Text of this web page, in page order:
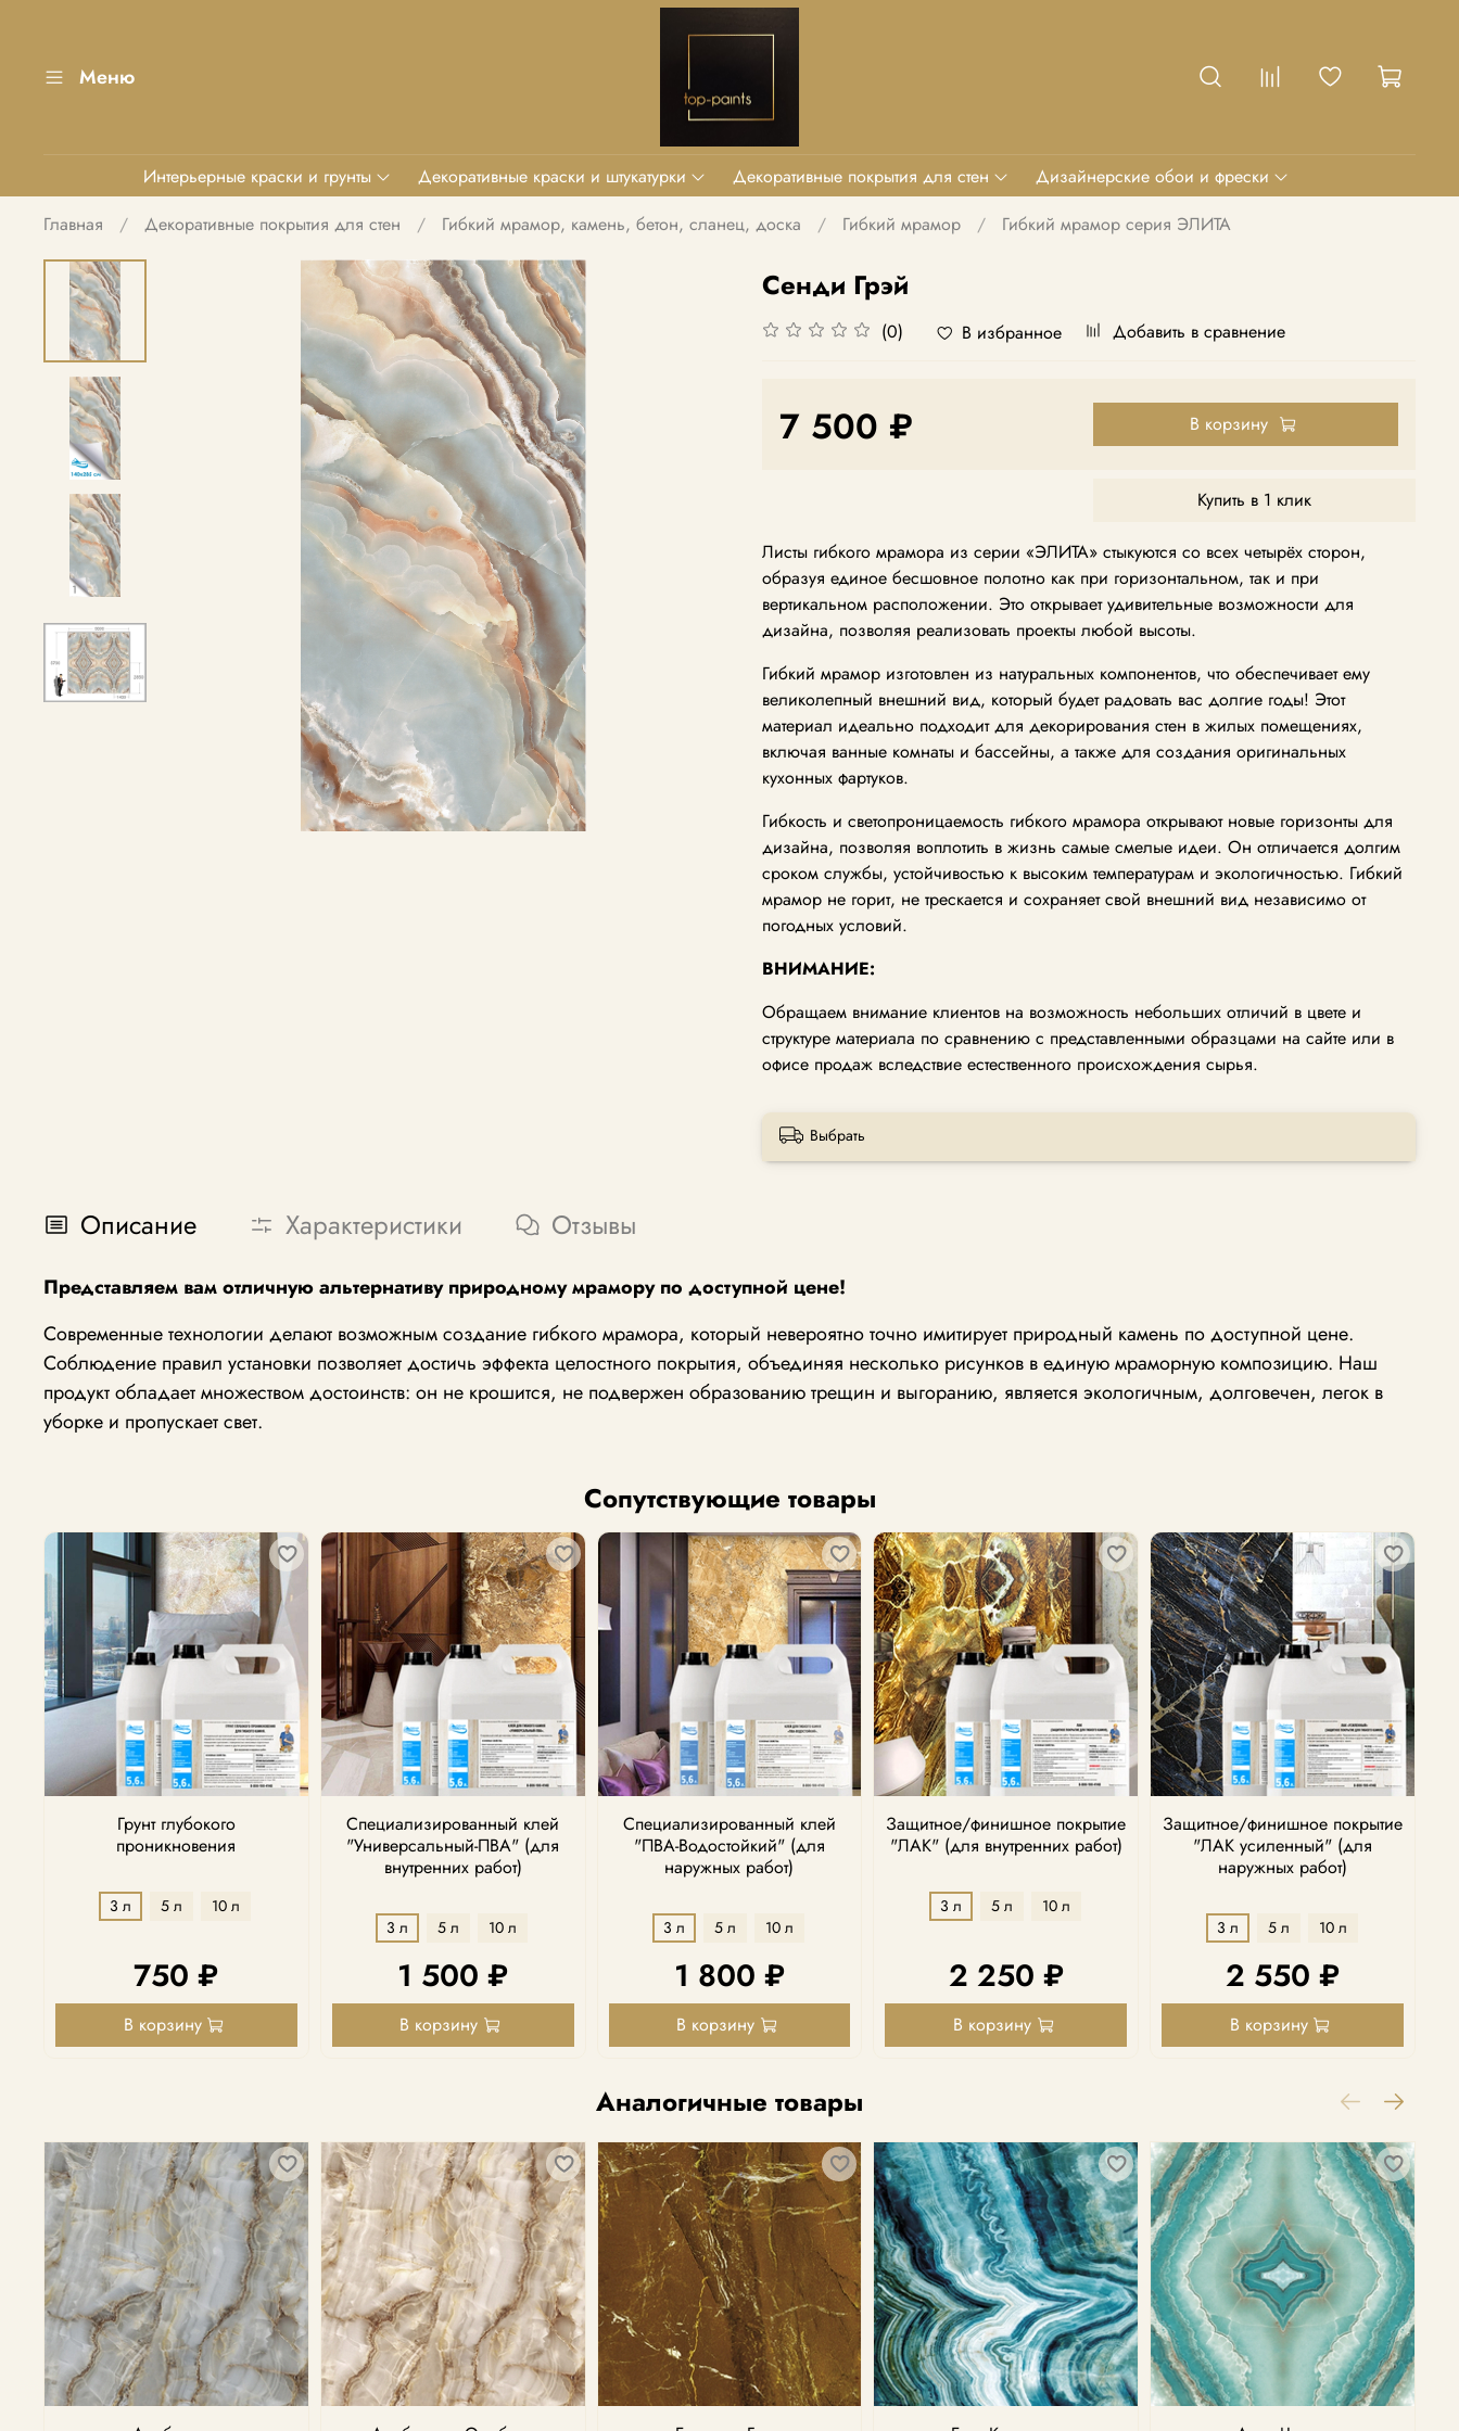
Меню
Интерьерные краски и грунты Декоративные краски и штукатурки Декоративные покрытия для стен
Дизайнерские обои и фрески
Главная
Декоративные покрытия для стен Гибкий мрамор, камень, бетон, сланец, доска Гибкий мрамор Гибкий мрамор серия ЭЛИТА
Сенди Грэй
(0) В избранное Добавить в сравнение
7 500 ₽ В корзину
Купить в 1 клик
Листы гибкого мрамора из серии «ЭЛИТА» стыкуются со всех четырёх сторон,
образуя единое бесшовное полотно как при горизонтальном, так и при
вертикальном расположении. Это открывает удивительные возможности для
дизайна, позволяя реализовать проекты любой высоты.
Гибкий мрамор изготовлен из натуральных компонентов, что обеспечивает ему
великолепный внешний вид, который будет радовать вас долгие годы! Этот
материал идеально подходит для декорирования стен в жилых помещениях,
включая ванные комнаты и бассейны, а также для создания оригинальных
кухонных фартуков.
Гибкость и светопроницаемость гибкого мрамора открывают новые горизонты для
дизайна, позволяя воплотить в жизнь самые смелые идеи. Он отличается долгим
сроком службы, устойчивостью к высоким температурам и экологичностью. Гибкий
мрамор не горит, не трескается и сохраняет свой внешний вид независимо от
погодных условий.
ВНИМАНИЕ:
Обращаем внимание клиентов на возможность небольших отличий в цвете и
структуре материала по сравнению с представленными образцами на сайте или в
офисе продаж вследствие естественного происхождения сырья.
Выбрать
Описание Характеристики Отзывы
Представляем вам отличную альтернативу природному мрамору по доступной цене!
Современные технологии делают возможным создание гибкого мрамора, который невероятно точно имитирует природный камень по доступной цене.
Соблюдение правил установки позволяет достичь эффекта целостного покрытия, объединяя несколько рисунков в единую мраморную композицию. Наш
продукт обладает множеством достоинств: он не крошится, не подвержен образованию трещин и выгоранию, является экологичным, долговечен, легок в
уборке и пропускает свет.
Сопутствующие товары
Грунт глубокого
проникновения
3 л 5 л 10 л
750 ₽
В корзину
Специализированный клей
"Универсальный-ПВА" (для
внутренних работ)
3 л 5 л 10 л
1 500 ₽
В корзину
Специализированный клей
"ПВА-Водостойкий" (для
наружных работ)
3 л 5 л 10 л
1 800 ₽
В корзину
Защитное/финишное покрытие
"ЛАК" (для внутренних работ)
3 л 5 л 10 л
2 250 ₽
В корзину
Защитное/финишное покрытие
"ЛАК усиленный" (для
наружных работ)
3 л 5 л 10 л
2 550 ₽
В корзину
Аналогичные товары